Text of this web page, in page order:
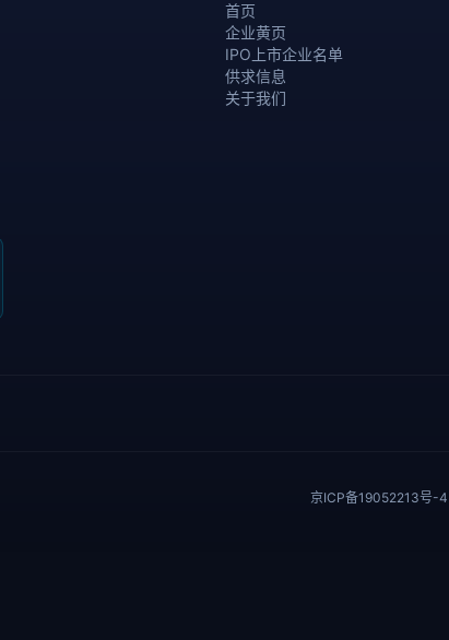
首页
企业黄页
IPO上市企业名单
供求信息
关于我们
京ICP备19052213号-4